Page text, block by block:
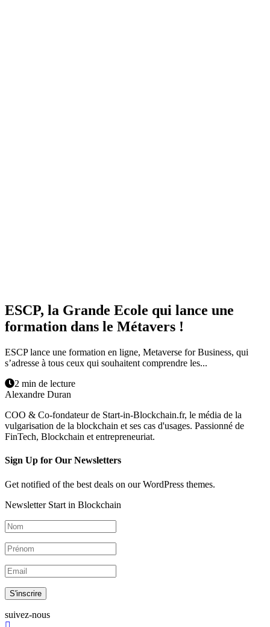
ESCP, la Grande Ecole qui lance une
formation dans le Métavers !
ESCP lance une formation en ligne, Metaverse for Business, qui
s’adresse à tous ceux qui souhaitent comprendre les...
2 min de lecture
Alexandre Duran
COO & Co-fondateur de Start-in-Blockchain.fr, le média de la
vulgarisation de la blockchain et ses cas d'usages. Passionné de
FinTech, Blockchain et entrepreneuriat.
Sign Up for Our Newsletters
Get notified of the best deals on our WordPress themes.
Newsletter Start in Blockchain
S'inscrire
suivez-nous